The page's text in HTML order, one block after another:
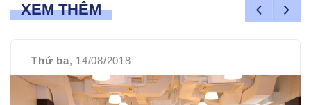
XEM THÊM
Thứ ba, 14/08/2018